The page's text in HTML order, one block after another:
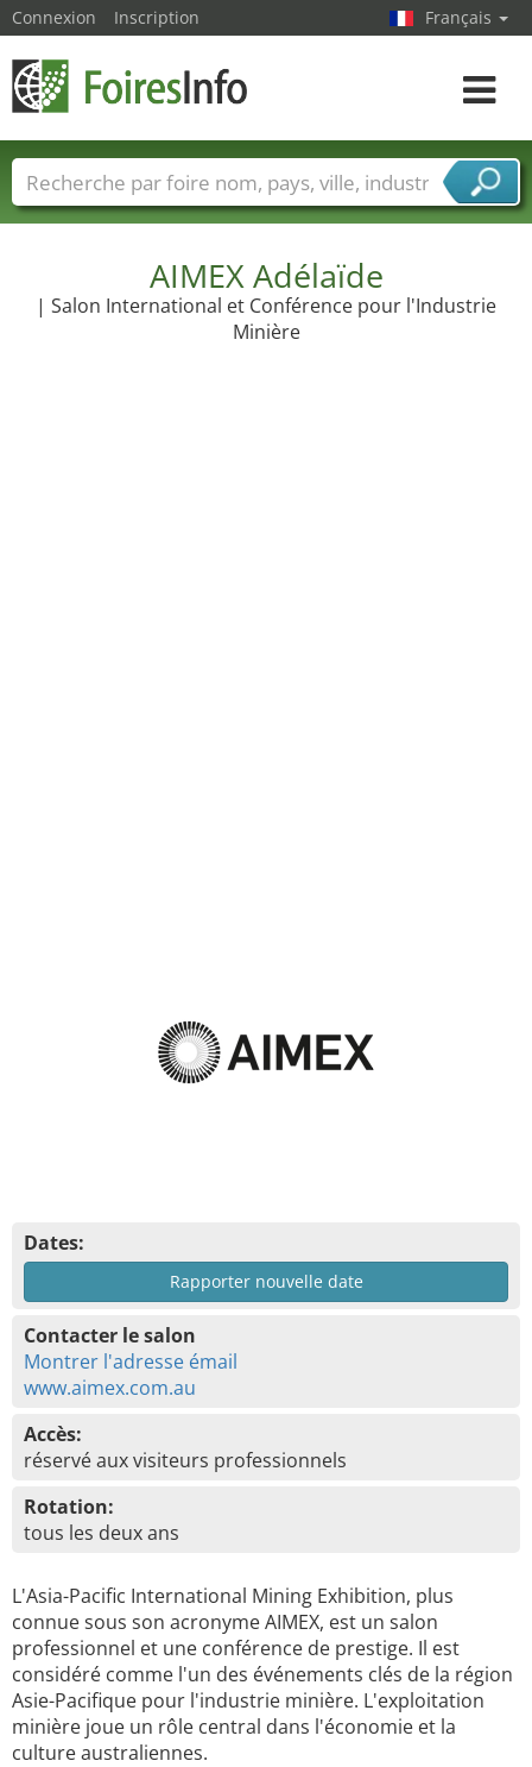
AIMEX Adélaïde
| Salon International et Conférence pour l'Industrie
Minière
Dates:
Rapporter nouvelle date
Contacter le salon
Montrer l'adresse émail
www.aimex.com.au
Accès:
réservé aux visiteurs professionnels
Rotation:
tous les deux ans
L'Asia-Pacific International Mining Exhibition, plus
connue sous son acronyme AIMEX, est un salon
professionnel et une conférence de prestige. Il est
considéré comme l'un des événements clés de la région
Asie-Pacifique pour l'industrie minière. L'exploitation
minière joue un rôle central dans l'économie et la
culture australiennes.
Connexion Inscription Français
Toggle
Foire noms Pays Villes
Secteurs de foire